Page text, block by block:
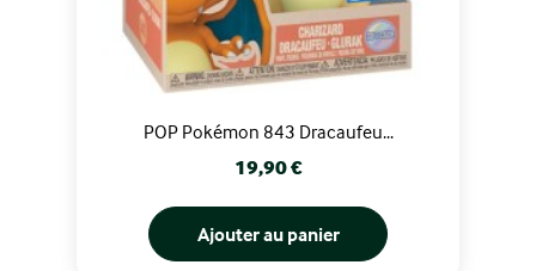
POP Pokémon 843 Dracaufeu...
Prix
19,90 €
Ajouter au panier